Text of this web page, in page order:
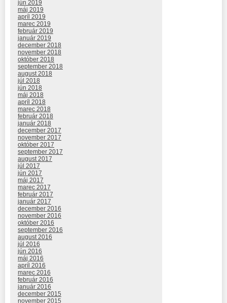
jún 2019
máj 2019
apríl 2019
marec 2019
február 2019
január 2019
december 2018
november 2018
október 2018
september 2018
august 2018
júl 2018
jún 2018
máj 2018
apríl 2018
marec 2018
február 2018
január 2018
december 2017
november 2017
október 2017
september 2017
august 2017
júl 2017
jún 2017
máj 2017
marec 2017
február 2017
január 2017
december 2016
november 2016
október 2016
september 2016
august 2016
júl 2016
jún 2016
máj 2016
apríl 2016
marec 2016
február 2016
január 2016
december 2015
november 2015